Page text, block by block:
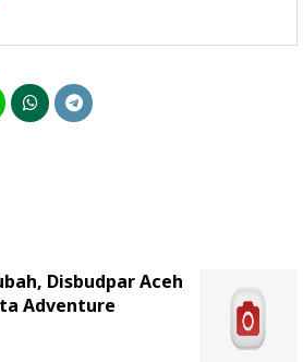
Disbudpar Aceh
Adventure